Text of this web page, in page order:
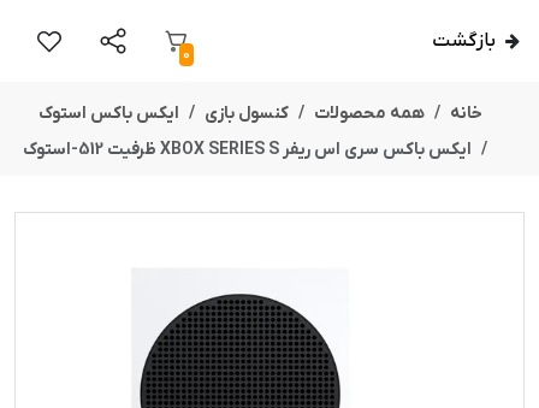
بازگشت
0
خانه همه محصولات کنسول بازی
ایکس باکس استوک
ایکس باکس سری اس ریفر XBOX SERIES S ظرفیت 512-استوک